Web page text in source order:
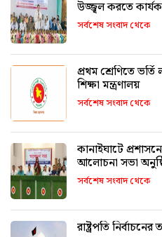
উজ্জ্বল করতে
সর্বশেষ সংবাদ থেকে
প্রথম শ্রেণিতে
শিক্ষা মন্ত্রণালয়
সর্বশেষ সংবাদ থেকে
কানাইঘাটে
আলোচনা সভা
সর্বশেষ সংবাদ থেকে
রাষ্ট্রপতি